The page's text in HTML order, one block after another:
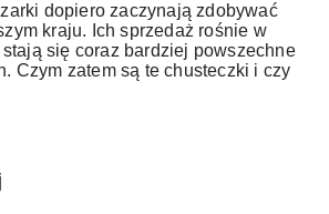
dopiero zaczynają zdobywać
kraju. Ich sprzedaż rośnie w
się coraz bardziej powszechne
Czym zatem są te chusteczki i czy